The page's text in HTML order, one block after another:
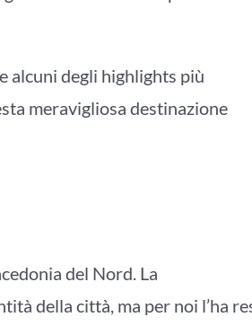
alcuni degli highlights più
meravigliosa destinazione
del Nord. La
della città, ma per noi l’ha